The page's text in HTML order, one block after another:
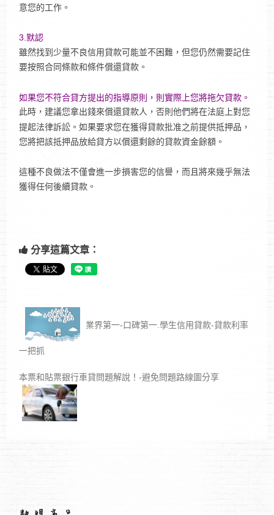
意您的工作。
3.默認
雖然找到少量不良信用貸款可能並不困難，但您仍然需要記住
要按照合同條款和條件償還貸款。
如果您不符合貸方提出的指導原則，則實際上您將拖欠貸款。
此時，建議您拿出錢來償還貸款人，否則他們將在法庭上對您
提起法律訴訟。如果要求您在獲得貸款批准之前提供抵押品，
您將把該抵押品放給貸方以償還剩餘的貸款資金餘額。
這種不良做法不僅會進一步損害您的信譽，而且將來幾乎無法
獲得任何後續貸款。
分享這篇文章：
業界第一-口碑第一.學生信用貸款-貸款利率
一把抓
本票和貼票銀行車貸問題解說！-避免問題路線圖分享